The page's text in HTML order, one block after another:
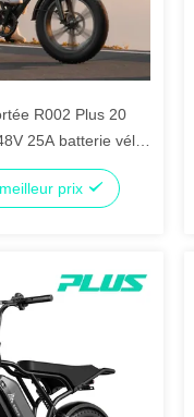
R002 Plus 20
25A batterie vélo
1200W Ebike
prix